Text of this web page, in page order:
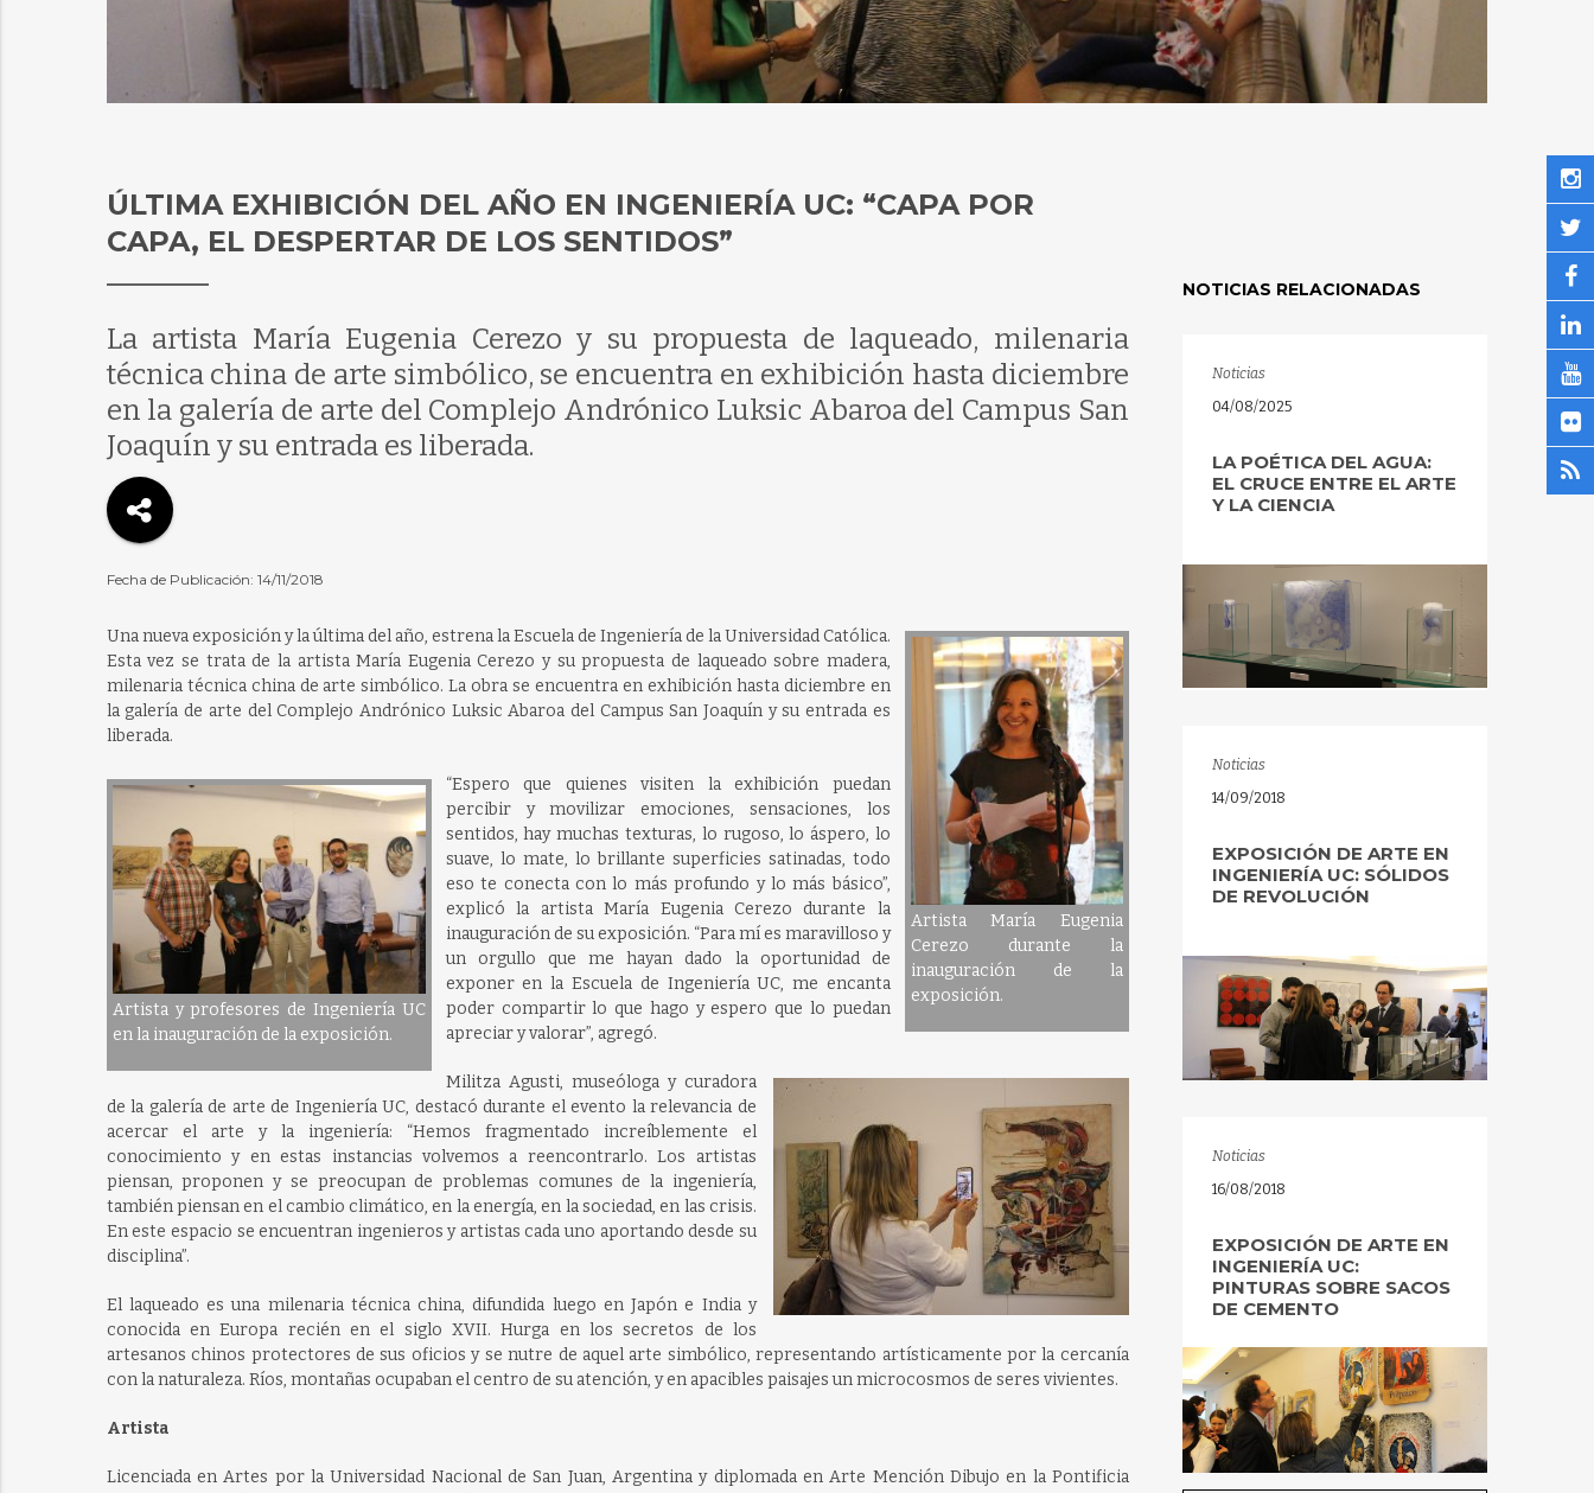
ÚLTIMA EXHIBICIÓN DEL AÑO EN INGENIERÍA UC: “CAPA POR
CAPA, EL DESPERTAR DE LOS SENTIDOS”
La artista María Eugenia Cerezo y su propuesta de laqueado, milenaria
técnica china de arte simbólico, se encuentra en exhibición hasta diciembre
en la galería de arte del Complejo Andrónico Luksic Abaroa del Campus San
Joaquín y su entrada es liberada.
Fecha de Publicación: 14/11/2018
Artista María Eugenia
Cerezo durante la
inauguración de la
exposición.
Una nueva exposición y la última del año, estrena la Escuela de Ingeniería de la Universidad Católica.
Esta vez se trata de la artista María Eugenia Cerezo y su propuesta de laqueado sobre madera,
milenaria técnica china de arte simbólico. La obra se encuentra en exhibición hasta diciembre en
la galería de arte del Complejo Andrónico Luksic Abaroa del Campus San Joaquín y su entrada es
liberada.
Artista y profesores de Ingeniería UC
en la inauguración de la exposición.
“Espero que quienes visiten la exhibición puedan
percibir y movilizar emociones, sensaciones, los
sentidos, hay muchas texturas, lo rugoso, lo áspero, lo
suave, lo mate, lo brillante superficies satinadas, todo
eso te conecta con lo más profundo y lo más básico”,
explicó la artista María Eugenia Cerezo durante la
inauguración de su exposición. “Para mí es maravilloso y
un orgullo que me hayan dado la oportunidad de
exponer en la Escuela de Ingeniería UC, me encanta
poder compartir lo que hago y espero que lo puedan
apreciar y valorar”, agregó.
Militza Agusti, museóloga y curadora
de la galería de arte de Ingeniería UC, destacó durante el evento la relevancia de
acercar el arte y la ingeniería: “Hemos fragmentado increíblemente el
conocimiento y en estas instancias volvemos a reencontrarlo. Los artistas
piensan, proponen y se preocupan de problemas comunes de la ingeniería,
también piensan en el cambio climático, en la energía, en la sociedad, en las crisis.
En este espacio se encuentran ingenieros y artistas cada uno aportando desde su
disciplina”.
El laqueado es una milenaria técnica china, difundida luego en Japón e India y
conocida en Europa recién en el siglo XVII. Hurga en los secretos de los
artesanos chinos protectores de sus oficios y se nutre de aquel arte simbólico, representando artísticamente por la cercanía
con la naturaleza. Ríos, montañas ocupaban el centro de su atención, y en apacibles paisajes un microcosmos de seres vivientes.
Artista
Licenciada en Artes por la Universidad Nacional de San Juan, Argentina y diplomada en Arte Mención Dibujo en la Pontificia
NOTICIAS RELACIONADAS
Noticias
04/08/2025
LA POÉTICA DEL AGUA:
EL CRUCE ENTRE EL ARTE
Y LA CIENCIA
Noticias
14/09/2018
EXPOSICIÓN DE ARTE EN
INGENIERÍA UC: SÓLIDOS
DE REVOLUCIÓN
Noticias
16/08/2018
EXPOSICIÓN DE ARTE EN
INGENIERÍA UC:
PINTURAS SOBRE SACOS
DE CEMENTO